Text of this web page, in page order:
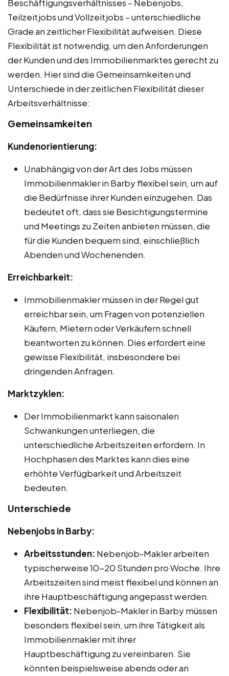
Beschäftigungsverhältnisses – Nebenjobs,
Teilzeitjobs und Vollzeitjobs – unterschiedliche
Grade an zeitlicher Flexibilität aufweisen. Diese
Flexibilität ist notwendig, um den Anforderungen
der Kunden und des Immobilienmarktes gerecht zu
werden. Hier sind die Gemeinsamkeiten und
Unterschiede in der zeitlichen Flexibilität dieser
Arbeitsverhältnisse:
Gemeinsamkeiten
Kundenorientierung:
Unabhängig von der Art des Jobs müssen
Immobilienmakler in Barby flexibel sein, um auf
die Bedürfnisse ihrer Kunden einzugehen. Das
bedeutet oft, dass sie Besichtigungstermine
und Meetings zu Zeiten anbieten müssen, die
für die Kunden bequem sind, einschließlich
Abenden und Wochenenden.
Erreichbarkeit:
Immobilienmakler müssen in der Regel gut
erreichbar sein, um Fragen von potenziellen
Käufern, Mietern oder Verkäufern schnell
beantworten zu können. Dies erfordert eine
gewisse Flexibilität, insbesondere bei
dringenden Anfragen.
Marktzyklen:
Der Immobilienmarkt kann saisonalen
Schwankungen unterliegen, die
unterschiedliche Arbeitszeiten erfordern. In
Hochphasen des Marktes kann dies eine
erhöhte Verfügbarkeit und Arbeitszeit
bedeuten.
Unterschiede
Nebenjobs in Barby:
Arbeitsstunden: Nebenjob-Makler arbeiten
typischerweise 10-20 Stunden pro Woche. Ihre
Arbeitszeiten sind meist flexibel und können an
ihre Hauptbeschäftigung angepasst werden.
Flexibilität: Nebenjob-Makler in Barby müssen
besonders flexibel sein, um ihre Tätigkeit als
Immobilienmakler mit ihrer
Hauptbeschäftigung zu vereinbaren. Sie
könnten beispielsweise abends oder an